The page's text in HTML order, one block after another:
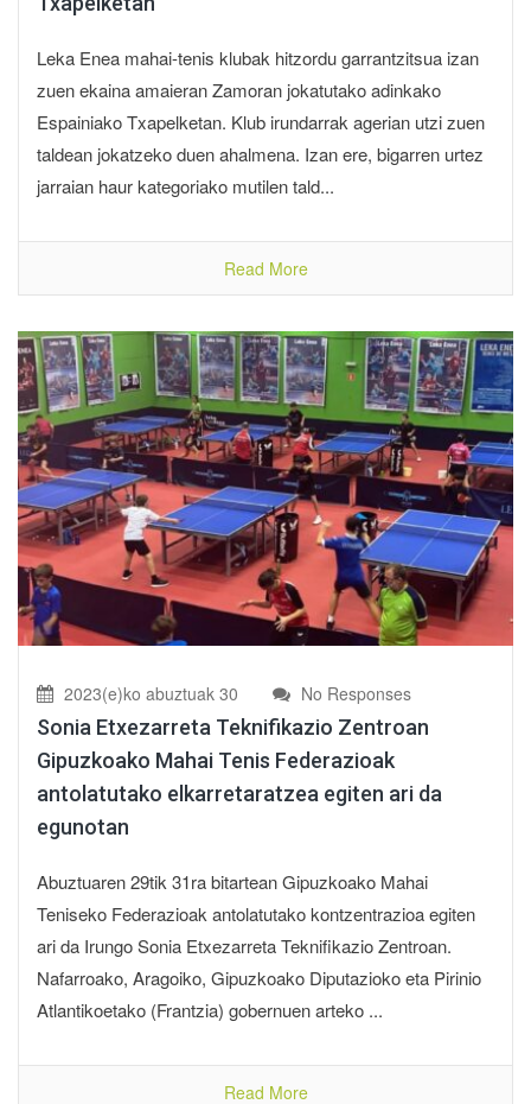
Leka Enea mahai-tenis klubak hitzordu garrantzitsua izan
zuen ekaina amaieran Zamoran jokatutako adinkako
Espainiako Txapelketan. Klub irundarrak agerian utzi zuen
taldean jokatzeko duen ahalmena. Izan ere, bigarren urtez
jarraian haur kategoriako mutilen tald...
Read More
2023(e)ko abuztuak 30 No Responses
Sonia Etxezarreta Teknifikazio Zentroan
Gipuzkoako Mahai Tenis Federazioak
antolatutako elkarretaratzea egiten ari da
egunotan
Abuztuaren 29tik 31ra bitartean Gipuzkoako Mahai
Teniseko Federazioak antolatutako kontzentrazioa egiten
ari da Irungo Sonia Etxezarreta Teknifikazio Zentroan.
Nafarroako, Aragoiko, Gipuzkoako Diputazioko eta Pirinio
Atlantikoetako (Frantzia) gobernuen arteko ...
Read More